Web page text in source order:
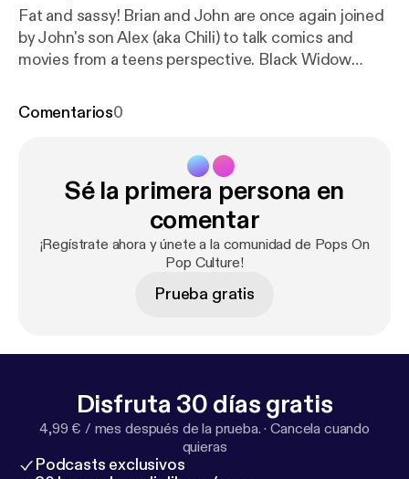
Fat and sassy! Brian and John are once again joined
by John's son Alex (aka Chili) to talk comics and
movies from a teens perspective. Black Widow
Chi and gives his thoughts on how he might fit into
Brian both watched half of The Irishman! Follow us
on Instagram at Pops On Pop Culture, on Twitter
@themicmaniacs, like the Facebook page, and send
e-mails with comments, suggestions, and
questions to popsonpopculture@gmail.com, also
patreon.com/popsonpopculture.
Comentarios0
Sé la primera persona en
comentar
¡Regístrate ahora y únete a la comunidad de Pops On
Pop Culture!
Prueba gratis
Disfruta 30 días gratis
4,99 € / mes después de la prueba. ·Cancela cuando
quieras
Podcasts exclusivos